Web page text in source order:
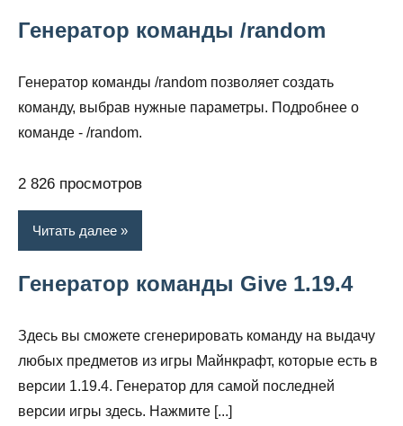
Генератор команды /random
Генератор команды /random позволяет создать
команду, выбрав нужные параметры. Подробнее о
команде - /random.
2 826 просмотров
Читать далее
Генератор команды Give 1.19.4
Здесь вы сможете сгенерировать команду на выдачу
любых предметов из игры Майнкрафт, которые есть в
версии 1.19.4. Генератор для самой последней
версии игры здесь. Нажмите [...]